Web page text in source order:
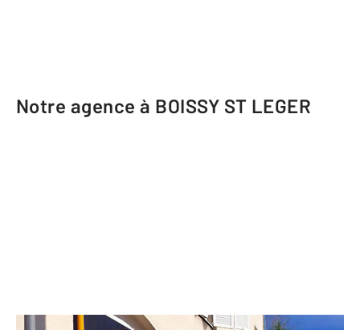
Notre agence à BOISSY ST LEGER